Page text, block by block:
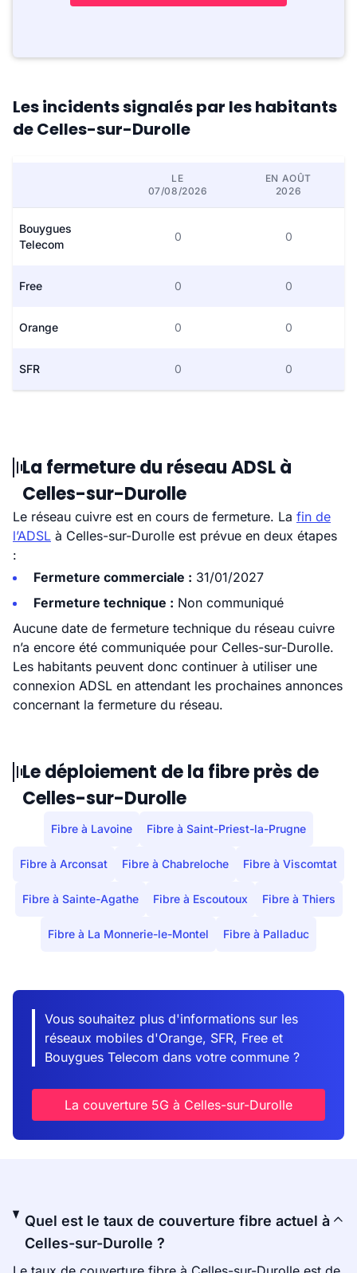
Les incidents signalés par les habitants
de Celles-sur-Durolle
LE
07/08/2026
EN AOÛT
2026
Bouygues
Telecom
0 0
Free 0 0
Orange 0 0
SFR 0 0
La fermeture du réseau ADSL à
Celles-sur-Durolle
Le réseau cuivre est en cours de fermeture. La fin de
l’ADSL à Celles-sur-Durolle est prévue en deux étapes
:
Fermeture commerciale : 31/01/2027
Fermeture technique : Non communiqué
Aucune date de fermeture technique du réseau cuivre
n’a encore été communiquée pour Celles-sur-Durolle.
Les habitants peuvent donc continuer à utiliser une
connexion ADSL en attendant les prochaines annonces
concernant la fermeture du réseau.
Le déploiement de la fibre près de
Celles-sur-Durolle
Fibre à Lavoine Fibre à Saint-Priest-la-Prugne
Fibre à Arconsat Fibre à Chabreloche Fibre à Viscomtat
Fibre à Sainte-Agathe Fibre à Escoutoux Fibre à Thiers
Fibre à La Monnerie-le-Montel Fibre à Palladuc
Vous souhaitez plus d'informations sur les
réseaux mobiles d'Orange, SFR, Free et
Bouygues Telecom dans votre commune ?
La couverture 5G à Celles-sur-Durolle
Quel est le taux de couverture fibre actuel à
Celles-sur-Durolle ?